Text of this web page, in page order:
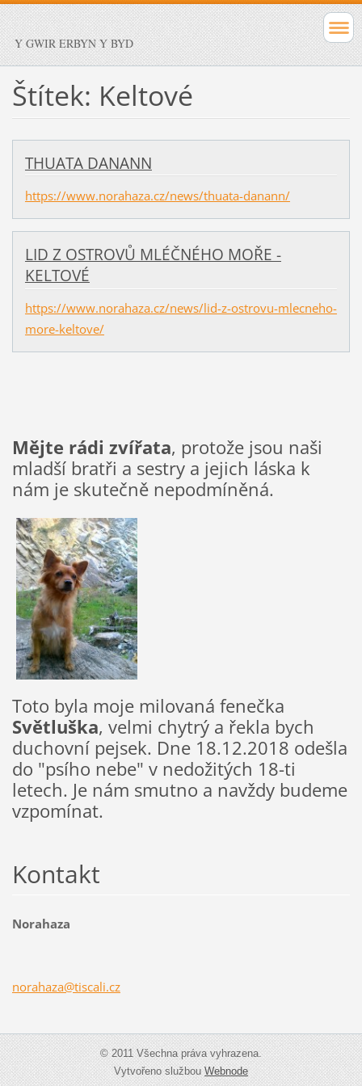
Y GWIR ERBYN Y BYD
Štítek: Keltové
THUATA DANANN
https://www.norahaza.cz/news/thuata-danann/
LID Z OSTROVŮ MLÉČNÉHO MOŘE -
KELTOVÉ
https://www.norahaza.cz/news/lid-z-ostrovu-mlecneho-
more-keltove/
Mějte rádi zvířata, protože jsou naši
mladší bratři a sestry a jejich láska k
nám je skutečně nepodmíněná.
Toto byla moje milovaná fenečka
Světluška, velmi chytrý a řekla bych
duchovní pejsek. Dne 18.12.2018 odešla
do "psího nebe" v nedožitých 18-ti
letech. Je nám smutno a navždy budeme
vzpomínat.
Kontakt
Norahaza
norahaza@tiscali.cz
© 2011 Všechna práva vyhrazena.
Vytvořeno službouWebnode